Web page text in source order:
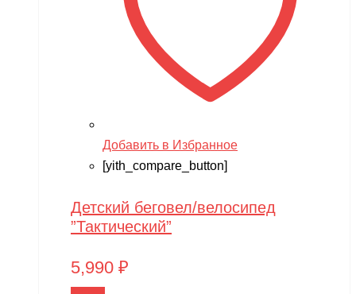
Добавить в Избранное
[yith_compare_button]
Детский беговел/велосипед
”Тактический”
5,990 ₽